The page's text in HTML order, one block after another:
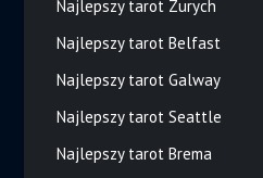
Najlepszy tarot Zurych
Najlepszy tarot Belfast
Najlepszy tarot Galway
Najlepszy tarot Seattle
Najlepszy tarot Brema